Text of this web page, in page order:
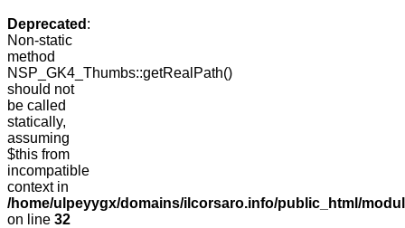
Deprecated :
Non-static
method
NSP_GK4_Thumbs::getRealPath()
should not
be called
statically,
assuming
$this from
incompatible
context in
/home/ulpeyygx/domains/ilcorsaro.info/public_html/
on line 32